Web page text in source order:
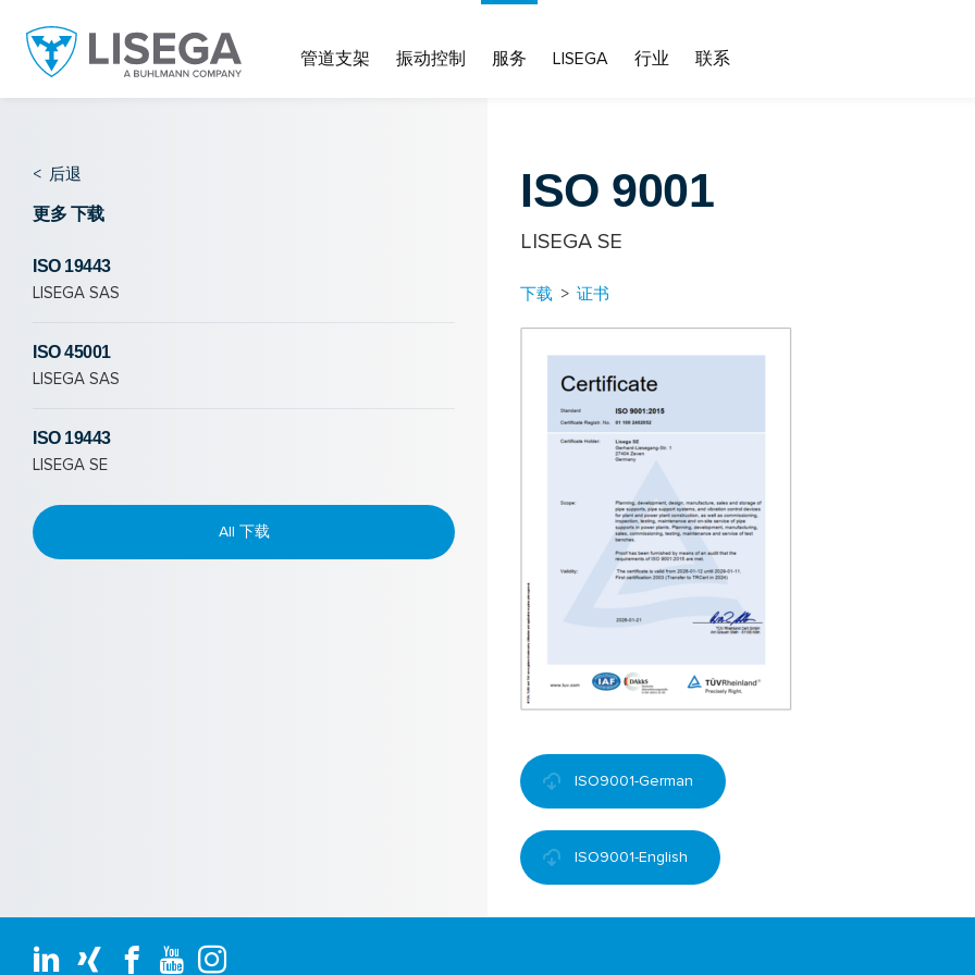
管道支架 振动控制 服务 LISEGA 行业 联系
< 后退
更多 下载
ISO 19443
LISEGA SAS
ISO 45001
LISEGA SAS
ISO 19443
LISEGA SE
All 下载
ISO 9001
LISEGA SE
下载 > 证书
ISO9001-German
ISO9001-English